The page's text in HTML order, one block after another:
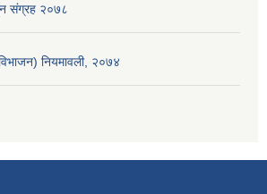
संग्रह २०७८
विभाजन) नियमावली, २०७४